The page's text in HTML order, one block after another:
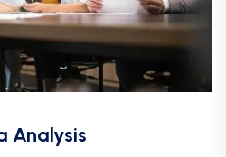
Analysis